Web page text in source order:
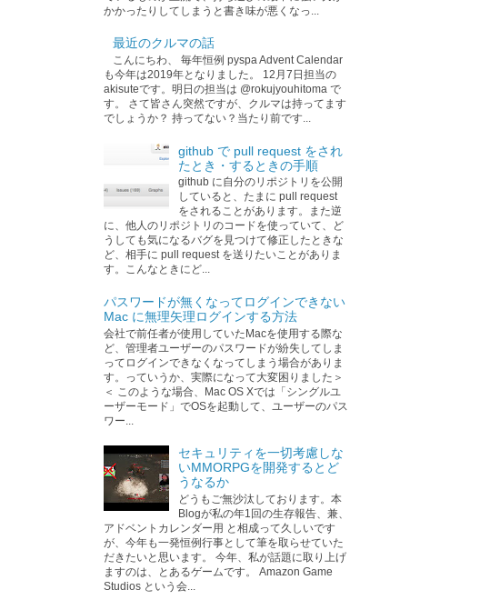
かかったりしてしまうと書き味が悪くなっ...
最近のクルマの話
こんにちわ、 毎年恒例 pyspa Advent Calendar
も今年は2019年となりました。 12月7日担当の
akisuteです。明日の担当は @rokujyouhitoma で
す。 さて皆さん突然ですが、クルマは持ってます
でしょうか？ 持ってない？当たり前です...
github で pull request をされ
たとき・するときの手順
github に自分のリポジトリを公開
していると、たまに pull request
をされることがあります。また逆
に、他人のリポジトリのコードを使っていて、ど
うしても気になるバグを見つけて修正したときな
ど、相手に pull request を送りたいことがありま
す。こんなときにど...
パスワードが無くなってログインできない
Mac に無理矢理ログインする方法
会社で前任者が使用していたMacを使用する際な
ど、管理者ユーザーのパスワードが紛失してしま
ってログインできなくなってしまう場合がありま
す。っていうか、実際になって大変困りました＞
＜ このような場合、Mac OS Xでは「シングルユ
ーザーモード」でOSを起動して、ユーザーのパス
ワー...
セキュリティを一切考慮しな
いMMORPGを開発するとど
うなるか
どうもご無沙汰しております。本
Blogが私の年1回の生存報告、兼、
アドベントカレンダー用 と相成って久しいです
が、今年も一発恒例行事として筆を取らせていた
だきたいと思います。 今年、私が話題に取り上げ
ますのは、とあるゲームです。 Amazon Game
Studios という会...